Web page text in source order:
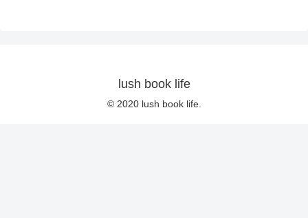
lush book life
© 2020 lush book life.